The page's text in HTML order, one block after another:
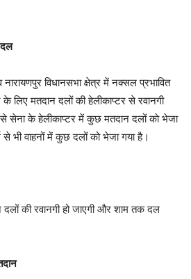
दल
नारायणपुर विधानसभा क्षेत्र में नक्सल प्रभावित
लिए मतदान दलों की हेलीकाप्टर से रवानगी
से सेना के हेलीकाप्टर में कुछ मतदान दलों काे भेजा
से भी वाहनों में कुछ दलों को भेजा गया है।
दलों की रवानगी हो जाएगी और शाम तक दल